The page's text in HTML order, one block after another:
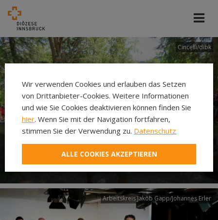
Cincelli/dibk
Neuer Pilgerweg Via
Laudato si’
Arbeitskreis Jakob Gapp/Johannes Erler
Wir verwenden Cookies und erlauben das Setzen
von Drittanbieter-Cookies. Weitere Informationen
und wie Sie Cookies deaktivieren können finden Sie
hier. Wenn Sie mit der Navigation fortfahren,
stimmen Sie der Verwendung zu. Datenschutz
ALLE COOKIES AKZEPTIEREN